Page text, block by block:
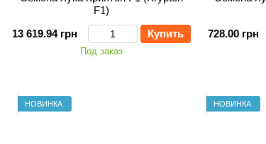
F1)
13 619.94 грн
Купить
Под заказ
728.00 грн
НОВИНКА НОВИНКА